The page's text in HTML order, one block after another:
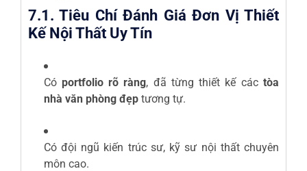
7.1. Tiêu Chí Đánh Giá Đơn Vị Thiết
Kế Nội Thất Uy Tín
Có portfolio rõ ràng, đã từng thiết kế cáctòa
nhà văn phòng đẹptương tự.
Có đội ngũ kiến trúc sư, kỹ sư nội thất chuyên
môn cao.